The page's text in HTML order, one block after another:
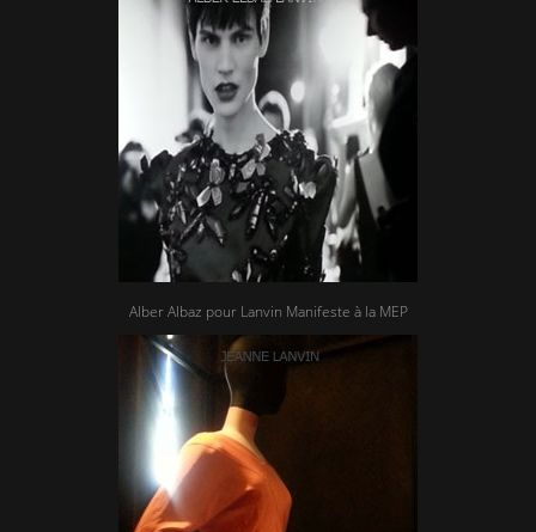
Alber Albaz pour Lanvin Manifeste à la MEP